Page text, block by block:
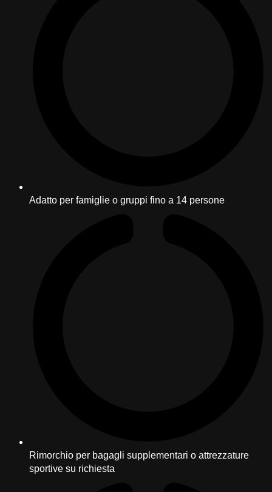
Adatto per famiglie o gruppi fino a 14 persone
Rimorchio per bagagli supplementari o attrezzature
sportive su richiesta